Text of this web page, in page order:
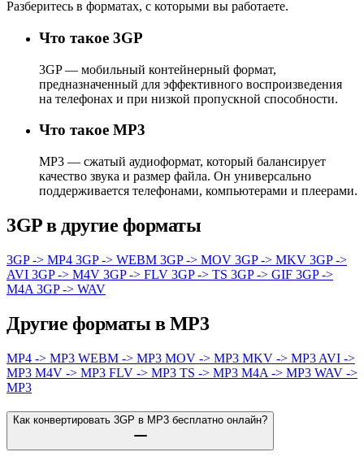
Разберитесь в форматах, с которыми вы работаете.
Что такое 3GP
3GP — мобильный контейнерный формат,
предназначенный для эффективного воспроизведения
на телефонах и при низкой пропускной способности.
Что такое MP3
MP3 — сжатый аудиоформат, который балансирует
качество звука и размер файла. Он универсально
поддерживается телефонами, компьютерами и плеерами.
3GP в другие форматы
3GP -> MP4 3GP -> WEBM 3GP -> MOV 3GP -> MKV 3GP ->
AVI 3GP -> M4V 3GP -> FLV 3GP -> TS 3GP -> GIF 3GP ->
M4A 3GP -> WAV
Другие форматы в MP3
MP4 -> MP3 WEBM -> MP3 MOV -> MP3 MKV -> MP3 AVI ->
MP3 M4V -> MP3 FLV -> MP3 TS -> MP3 M4A -> MP3 WAV ->
MP3
Как конвертировать 3GP в MP3 бесплатно онлайн?